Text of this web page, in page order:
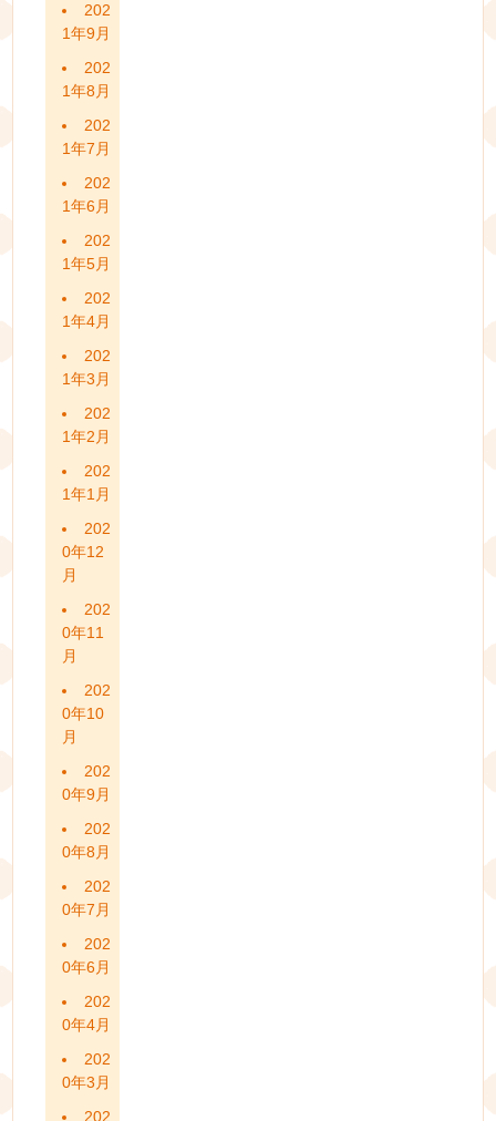
202
1年9月
202
1年8月
202
1年7月
202
1年6月
202
1年5月
202
1年4月
202
1年3月
202
1年2月
202
1年1月
202
0年12
月
202
0年11
月
202
0年10
月
202
0年9月
202
0年8月
202
0年7月
202
0年6月
202
0年4月
202
0年3月
202